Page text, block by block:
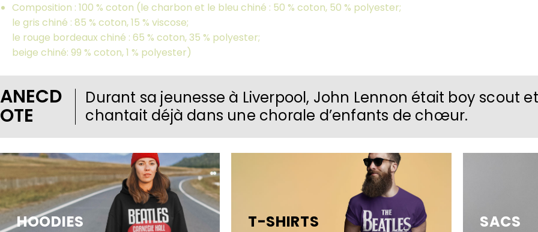
Composition : 100 % coton (le charbon et le bleu chiné : 50 % coton, 50 % polyester;
le gris chiné : 85 % coton, 15 % viscose;
le rouge bordeaux chiné : 65 % coton, 35 % polyester;
beige chiné: 99 % coton, 1 % polyester)
ANECD
OTE
Durant sa jeunesse à Liverpool, John Lennon était boy scout et
chantait déjà dans une chorale d’enfants de chœur.
HOODIES T-SHIRTS SACS